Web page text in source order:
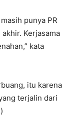
punya PR
Kerjasama
kata
itu karena
terjalin dari